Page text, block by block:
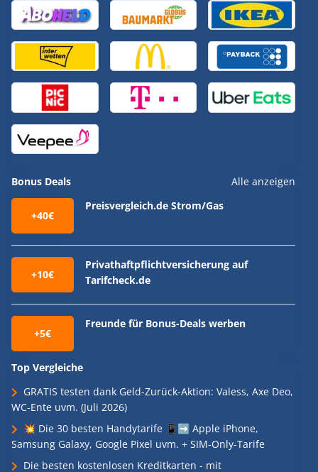
Bonus Deals Alle anzeigen
+40€
Preisvergleich.de Strom/Gas
+10€
Privathaftpflichtversicherung auf
Tarifcheck.de
+5€
Freunde für Bonus-Deals werben
Top Vergleiche
GRATIS testen dank Geld-Zurück-Aktion: Valess, Axe Deo,
WC-Ente uvm. (Juli 2026)
💥 Die 30 besten Handytarife 📱➡️ Apple iPhone,
Samsung Galaxy, Google Pixel uvm. + SIM-Only-Tarife
Die besten kostenlosen Kreditkarten - mit